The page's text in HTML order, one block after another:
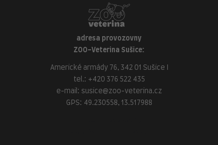
adresa provozovny
ZOO-Veterina Sušice:
Americké armády 76, 342 01 Sušice I
tel.: +420 376 522 435
e-mail: susice@zoo-veterina.cz
GPS: 49.230558, 13.517988